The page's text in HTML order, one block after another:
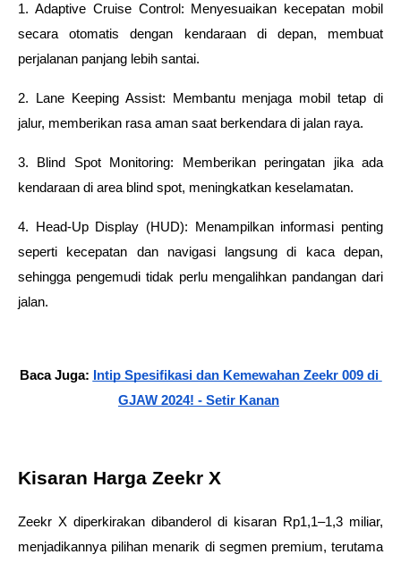
1. Adaptive Cruise Control: Menyesuaikan kecepatan mobil
secara otomatis dengan kendaraan di depan, membuat
perjalanan panjang lebih santai.
2. Lane Keeping Assist: Membantu menjaga mobil tetap di
jalur, memberikan rasa aman saat berkendara di jalan raya.
3. Blind Spot Monitoring: Memberikan peringatan jika ada
kendaraan di area blind spot, meningkatkan keselamatan.
4. Head-Up Display (HUD): Menampilkan informasi penting
seperti kecepatan dan navigasi langsung di kaca depan,
sehingga pengemudi tidak perlu mengalihkan pandangan dari
jalan.
Baca Juga:
Intip Spesifikasi dan Kemewahan Zeekr 009 di
GJAW 2024! - Setir Kanan
Kisaran Harga Zeekr X
Zeekr X diperkirakan dibanderol di kisaran Rp1,1–1,3 miliar,
menjadikannya pilihan menarik di segmen premium, terutama